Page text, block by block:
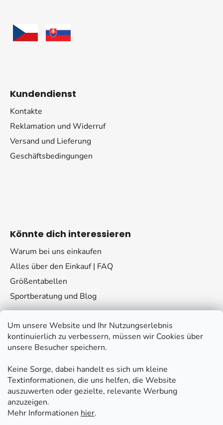
Um unsere Website und Ihr Nutzungserlebnis
kontinuierlich zu verbessern, müssen wir Cookies über
unsere Besucher speichern.
Keine Sorge, dabei handelt es sich um kleine
Textinformationen, die uns helfen, die Website
auszuwerten oder gezielte, relevante Werbung
anzuzeigen.
Mehr Informationen hier.
Kundendienst
Kontakte
Reklamation und Widerruf
Versand und Lieferung
Geschäftsbedingungen
Könnte dich interessieren
Warum bei uns einkaufen
Alles über den Einkauf | FAQ
Größentabellen
Sportberatung und Blog
Kontakt
eshop